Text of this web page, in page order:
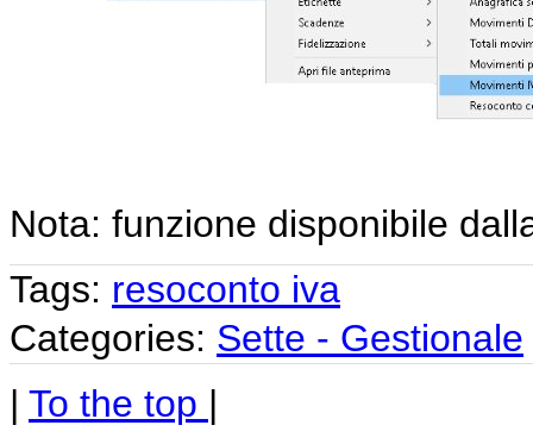
Nota: funzione disponibile
Tags: resoconto iva
Categories: Sette - Gestionale
| To the top |